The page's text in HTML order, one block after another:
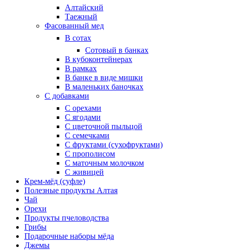
Алтайский
Таежный
Фасованный мед
В сотах
Сотовый в банках
В кубоконтейнерах
В рамках
В банке в виде мишки
В маленьких баночках
С добавками
С орехами
С ягодами
С цветочной пыльцой
С семечками
С фруктами (сухофруктами)
С прополисом
С маточным молочком
С живицей
Крем-мёд (суфле)
Полезные продукты Алтая
Чай
Орехи
Продукты пчеловодства
Грибы
Подарочные наборы мёда
Джемы